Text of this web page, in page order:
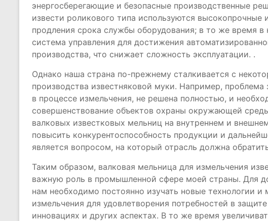
энергосберегающие и безопасные производственные
извести роликового типа используются высокопрочные
продления срока службы оборудования; в то же время в
система управления для достижения
производства, что снижает сложность эксплуатации. .
Однако наша страна по-прежнему сталкивается с
производства известняковой муки. Например,
в процессе измельчения, не решена полностью, и
совершенствование объектов охраны окружающей
валковых известковых мельниц на внутреннем и
повысить конкурентоспособность продукции и
является вопросом, на который отрасль должна
Таким образом, валковая мельница для измельчения
важную роль в промышленной сфере моей страны. Для
нам необходимо постоянно изучать новые технологии
измельчения для удовлетворения потребностей в
инновациях и других аспектах. В то же время